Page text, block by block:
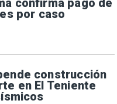
confirma pago de
por caso
construcción
en El Teniente